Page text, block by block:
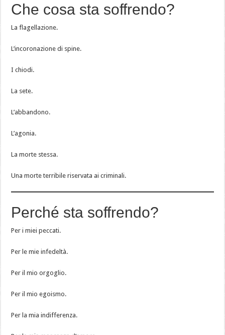
Che cosa sta soffrendo?
La flagellazione.
L’incoronazione di spine.
I chiodi.
La sete.
L’abbandono.
L’agonia.
La morte stessa.
Una morte terribile riservata ai criminali.
Perché sta soffrendo?
Per i miei peccati.
Per le mie infedeltà.
Per il mio orgoglio.
Per il mio egoismo.
Per la mia indifferenza.